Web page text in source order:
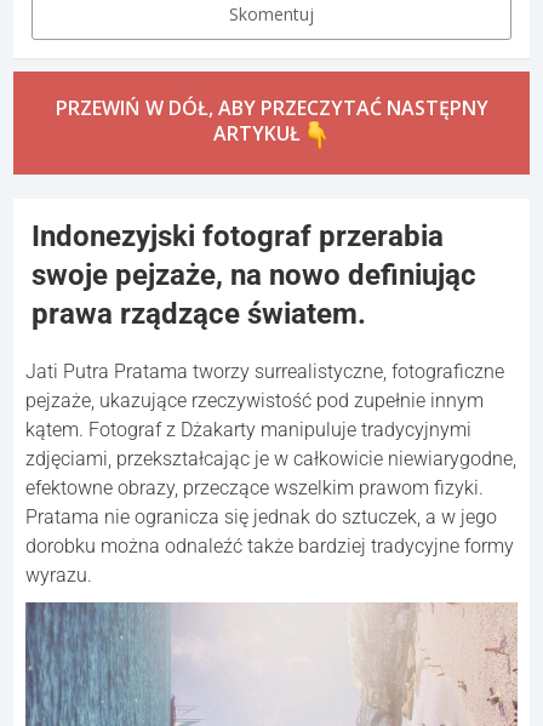
Skomentuj
PRZEWIŃ W DÓŁ, ABY PRZECZYTAĆ NASTĘPNY
ARTYKUŁ
Indonezyjski fotograf przerabia
swoje pejzaże, na nowo definiując
prawa rządzące światem.
Jati Putra Pratama tworzy surrealistyczne, fotograficzne
pejzaże, ukazujące rzeczywistość pod zupełnie innym
kątem. Fotograf z Dżakarty manipuluje tradycyjnymi
zdjęciami, przekształcając je w całkowicie niewiarygodne,
efektowne obrazy, przeczące wszelkim prawom fizyki.
Pratama nie ogranicza się jednak do sztuczek, a w jego
dorobku można odnaleźć także bardziej tradycyjne formy
wyrazu.